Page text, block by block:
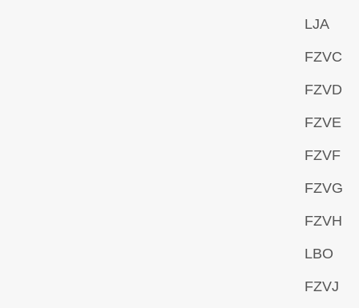
LJA
FZVC
FZVD
FZVE
FZVF
FZVG
FZVH
LBO
FZVJ